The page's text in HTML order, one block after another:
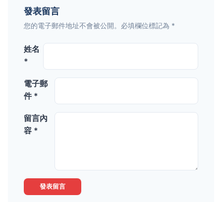
發表留言
您的電子郵件地址不會被公開。必填欄位標記為 *
姓名
*
電子郵
件 *
留言內
容 *
發表留言